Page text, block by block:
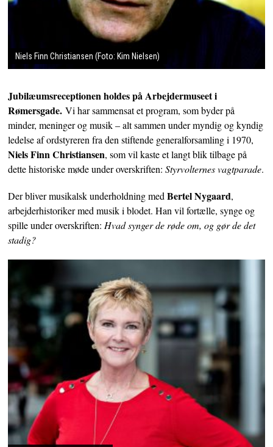
Niels Finn Christiansen (Foto: Kim Nielsen)
Jubilæumsreceptionen holdes på Arbejdermuseet i
Rømersgade. Vi har sammensat et program, som byder på
minder, meninger og musik – alt sammen under myndig og kyndig
ledelse af ordstyreren fra den stiftende generalforsamling i 1970,
Niels Finn Christiansen, som vil kaste et langt blik tilbage på
dette historiske møde under overskriften:Styrvolternes vagtparade.
Der bliver musikalsk underholdning medBertel Nygaard,
arbejderhistoriker med musik i blodet. Han vil fortælle, synge og
spille under overskriften:Hvad synger de røde om, og gør de det
stadig?